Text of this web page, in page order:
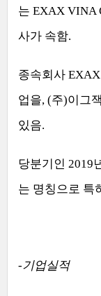
는 EXAX VINA
사가 속함.
종속회사
업을, (주)이그
있음.
당분기인 2019
는 명칭으로 특
-기업실적